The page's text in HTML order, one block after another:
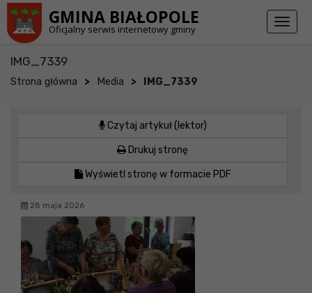
GMINA BIAŁOPOLE
Oficjalny serwis internetowy gminy
Toggle
IMG_7339
Strona główna > Media > IMG_7339
Czytaj artykuł (lektor)
Drukuj stronę
Wyświetl stronę w formacie PDF
28 maja 2026